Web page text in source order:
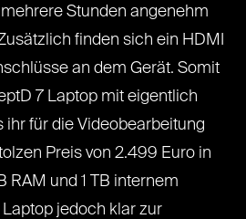
Stunden angenehm
finden sich ein HDMI
an dem Gerät. Somit
7 Laptop mit eigentlich
ihr für die Videobearbeitung
Preis von 2.499 Euro in
RAM und 1 TB internem
jedoch klar zur